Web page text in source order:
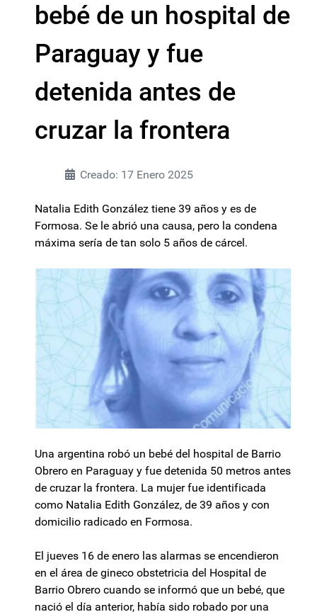
bebé de un hospital de
Paraguay y fue
detenida antes de
cruzar la frontera
Creado: 17 Enero 2025
Natalia Edith González tiene 39 años y es de
Formosa. Se le abrió una causa, pero la condena
máxima sería de tan solo 5 años de cárcel.
Una argentina robó un bebé del hospital de Barrio
Obrero en Paraguay y fue detenida 50 metros antes
de cruzar la frontera. La mujer fue identificada
como Natalia Edith González, de 39 años y con
domicilio radicado en Formosa.
El jueves 16 de enero las alarmas se encendieron
en el área de gineco obstetricia del Hospital de
Barrio Obrero cuando se informó que un bebé, que
nació el día anterior, había sido robado por una